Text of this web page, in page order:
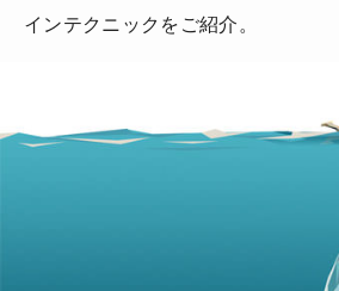
インテクニックをご紹介。